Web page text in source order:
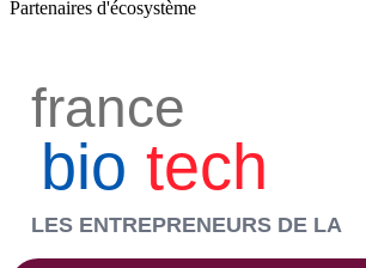
Partenaires d'écosystème